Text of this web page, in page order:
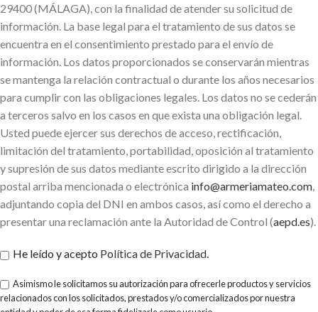
29400 (MÁLAGA), con la finalidad de atender su solicitud de
información. La base legal para el tratamiento de sus datos se
encuentra en el consentimiento prestado para el envío de
información. Los datos proporcionados se conservarán mientras
se mantenga la relación contractual o durante los años necesarios
para cumplir con las obligaciones legales. Los datos no se cederán
a terceros salvo en los casos en que exista una obligación legal.
Usted puede ejercer sus derechos de acceso, rectificación,
limitación del tratamiento, portabilidad, oposición al tratamiento
y supresión de sus datos mediante escrito dirigido a la dirección
postal arriba mencionada o electrónica info@armeriamateo.com,
adjuntando copia del DNI en ambos casos, así como el derecho a
presentar una reclamación ante la Autoridad de Control (aepd.es).
He leído y acepto Política de Privacidad.
Asimismo le solicitamos su autorización para ofrecerle productos y servicios
relacionados con los solicitados, prestados y/o comercializados por nuestra